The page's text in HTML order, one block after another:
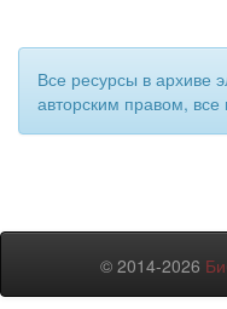
Все ресурсы в архиве
авторским правом,
© 2014-2026